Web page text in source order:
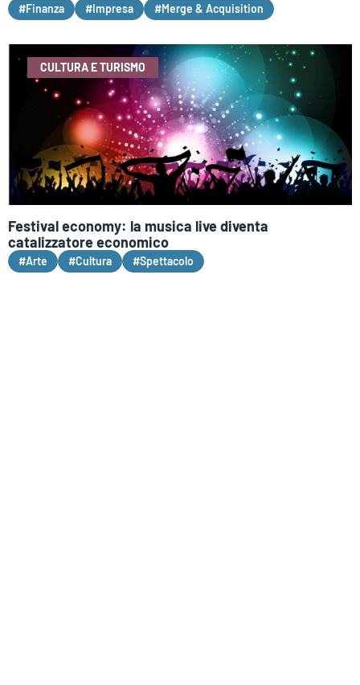
#Finanza #Impresa #Merge & Acquisition
CULTURA E TURISMO
Festival economy: la musica live diventa
catalizzatore economico
#Arte #Cultura #Spettacolo